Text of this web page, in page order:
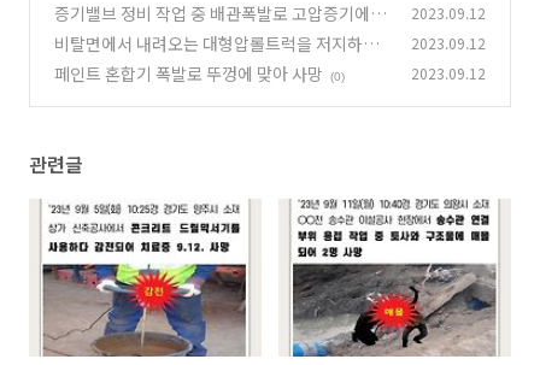
증기밸브 정비 작업 중 배관폭발로 고압증기에 맞
음
(0)
2023.09.12
비탈면에서 내려오는 대형압롤트럭을 저지하던
중 끼임
(0)
2023.09.12
페인트 혼합기 폭발로 뚜껑에 맞아 사망 (0) 2023.09.12
관련글